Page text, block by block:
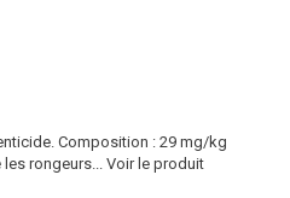
Composition : 29 mg/kg
rongeurs...
Voir le produit